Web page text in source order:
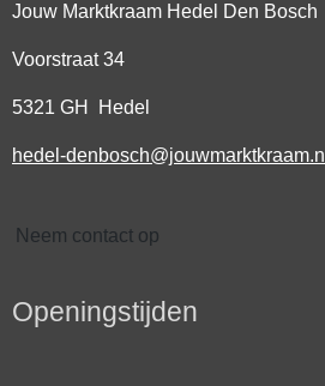
Jouw Marktkraam Hedel Den Bosch
Voorstraat 34
5321 GH Hedel
hedel-denbosch@jouwmarktkraam.nl
Neem contact op
Openingstijden